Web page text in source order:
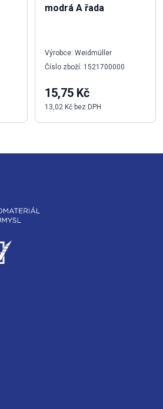
modrá A řada
Výrobce: Weidmüller
Číslo zboží: 1521700000
15,75 Kč
13,02 Kč bez DPH